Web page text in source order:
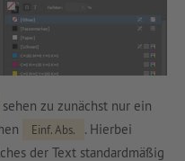
sehen zu zunächst nur ein
Einf. Abs.
. Hierbei
der Text standardmäßig